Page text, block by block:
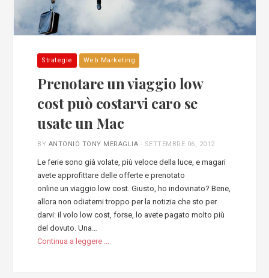
Strategie Web Marketing
Prenotare un viaggio low
cost può costarvi caro se
usate un Mac
BY ANTONIO TONY MERAGLIA - SETTEMBRE 06, 2012
Le ferie sono già volate, più veloce della luce, e magari
avete approfittare delle offerte e prenotato
online un viaggio low cost. Giusto, ho indovinato? Bene,
allora non odiatemi troppo per la notizia che sto per
darvi: il volo low cost, forse, lo avete pagato molto più
del dovuto. Una…
Continua a leggere ...